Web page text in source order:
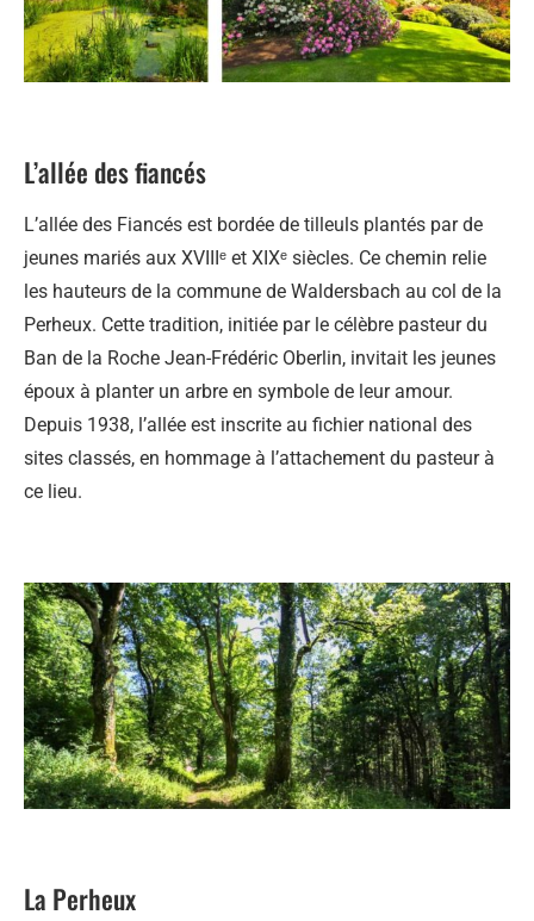
L’allée des fiancés
L’allée des Fiancés est bordée de tilleuls plantés par de
jeunes mariés aux XVIIIᵉ et XIXᵉ siècles. Ce chemin relie
les hauteurs de la commune de Waldersbach au col de la
Perheux. Cette tradition, initiée par le célèbre pasteur du
Ban de la Roche Jean-Frédéric Oberlin, invitait les jeunes
époux à planter un arbre en symbole de leur amour.
Depuis 1938, l’allée est inscrite au fichier national des
sites classés, en hommage à l’attachement du pasteur à
ce lieu.
La Perheux